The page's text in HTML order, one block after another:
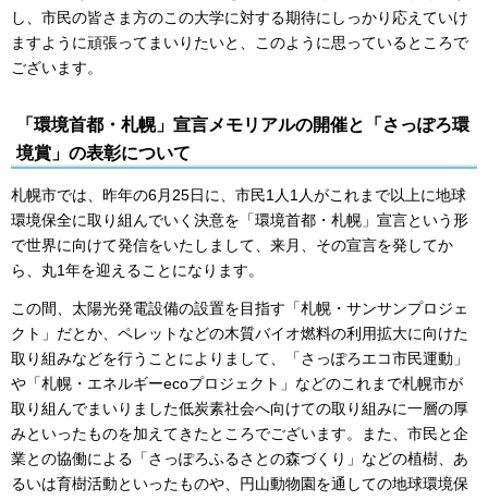
し、市民の皆さま方のこの大学に対する期待にしっかり応えていけ
ますように頑張ってまいりたいと、このように思っているところで
ございます。
「環境首都・札幌」宣言メモリアルの開催と「さっぽろ環
境賞」の表彰について
札幌市では、昨年の6月25日に、市民1人1人がこれまで以上に地球
環境保全に取り組んでいく決意を「環境首都・札幌」宣言という形
で世界に向けて発信をいたしまして、来月、その宣言を発してか
ら、丸1年を迎えることになります。
この間、太陽光発電設備の設置を目指す「札幌・サンサンプロジェ
クト」だとか、ペレットなどの木質バイオ燃料の利用拡大に向けた
取り組みなどを行うことによりまして、「さっぽろエコ市民運動」
や「札幌・エネルギーecoプロジェクト」などのこれまで札幌市が
取り組んでまいりました低炭素社会へ向けての取り組みに一層の厚
みといったものを加えてきたところでございます。また、市民と企
業との協働による「さっぽろふるさとの森づくり」などの植樹、あ
るいは育樹活動といったものや、円山動物園を通しての地球環境保